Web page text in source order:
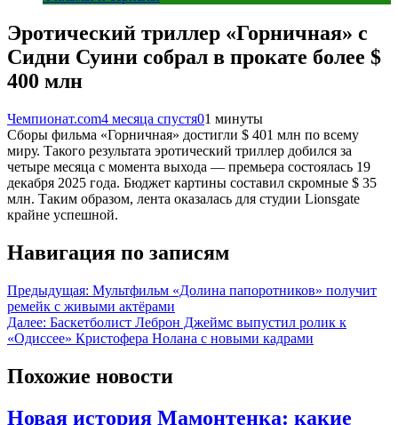
Эротический триллер «Горничная» с
Сидни Суини собрал в прокате более $
400 млн
Чемпионат.com4 месяца спустя01 минуты
Сборы фильма «Горничная» достигли $ 401 млн по всему
миру. Такого результата эротический триллер добился за
четыре месяца с момента выхода — премьера состоялась 19
декабря 2025 года. Бюджет картины составил скромные $ 35
млн. Таким образом, лента оказалась для студии Lionsgate
крайне успешной.
Навигация по записям
Предыдущая: Мультфильм «Дoлина папоротников» получит
ремейк с живыми актёрами
Далее: Баскетболист Леброн Джеймс выпустил ролик к
«Одиссее» Кристофера Нолана с новыми кадрами
Похожие новости
Новая история Мамонтенка: какие